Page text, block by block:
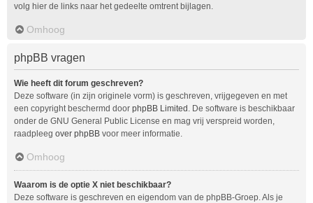
volg hier de links naar het gedeelte omtrent bijlagen.
Omhoog
phpBB vragen
Wie heeft dit forum geschreven?
Deze software (in zijn originele vorm) is geschreven, vrijgegeven en met
een copyright beschermd door phpBB Limited . De software is beschikbaar
onder de GNU General Public License en mag vrij verspreid worden,
raadpleeg over phpBB voor meer informatie.
Omhoog
Waarom is de optie X niet beschikbaar?
Deze software is geschreven en eigendom van de phpBB-Groep. Als je